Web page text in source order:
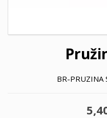
BR-PRUZINA